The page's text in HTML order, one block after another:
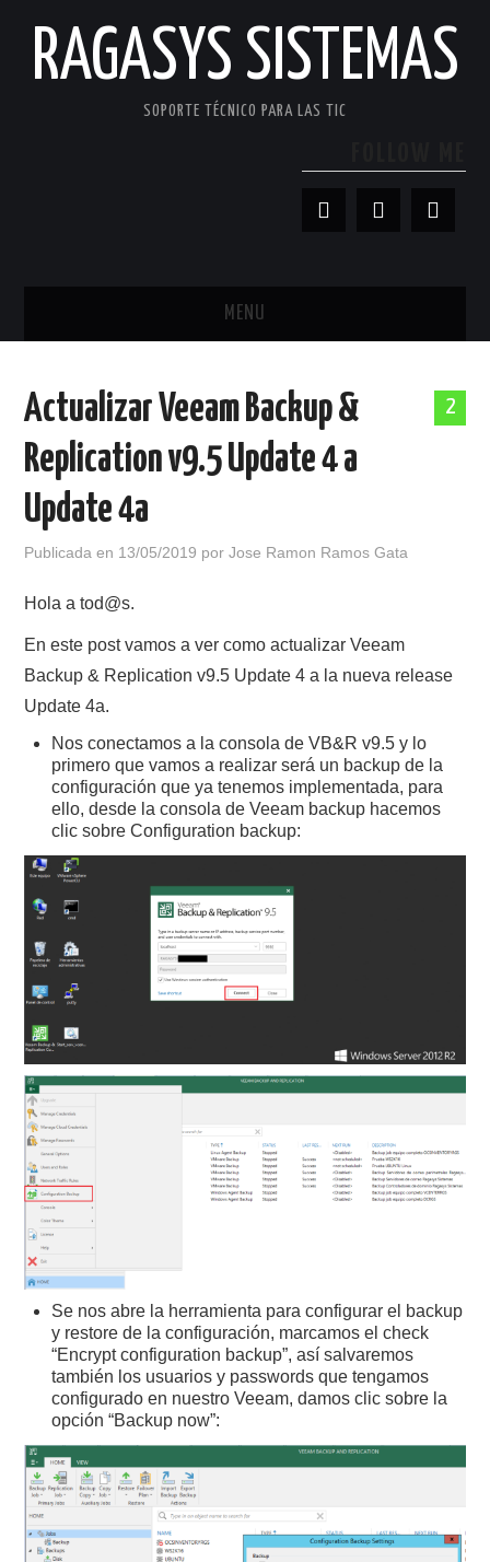
RAGASYS SISTEMAS
SOPORTE TÉCNICO PARA LAS TIC
MENU
ACERCA DE
PATROCINADORES
POLÍTICA DE PRIVACIDAD
2
Actualizar Veeam Backup &
Replication v9.5 Update 4 a
Update 4a
Publicada en 13/05/2019 porJose Ramon Ramos Gata
Hola a tod@s.
En este post vamos a ver como actualizar Veeam
Backup & Replication v9.5 Update 4 a la nueva release
Update 4a.
Nos conectamos a la consola de VB&R v9.5 y lo
primero que vamos a realizar será un backup de la
configuración que ya tenemos implementada, para
ello, desde la consola de Veeam backup hacemos
clic sobre Configuration backup:
Se nos abre la herramienta para configurar el backup
y restore de la configuración, marcamos el check
“Encrypt configuration backup”, así salvaremos
también los usuarios y passwords que tengamos
configurado en nuestro Veeam, damos clic sobre la
opción “Backup now”: